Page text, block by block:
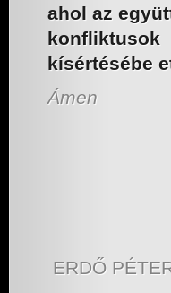
ahol az
konfliktusok
kísértésébe
Ámen
ERDŐ